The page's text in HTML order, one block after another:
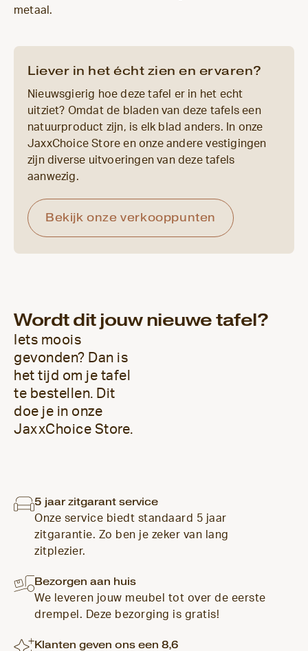
metaal.
Liever in het écht zien en ervaren?
Nieuwsgierig hoe deze tafel er in het echt
uitziet? Omdat de bladen van deze tafels een
natuurproduct zijn, is elk blad anders. In onze
JaxxChoice Store en onze andere vestigingen
zijn diverse uitvoeringen van deze tafels
aanwezig.
Bekijk onze verkooppunten
Wordt dit jouw nieuwe tafel?
Iets moois
gevonden? Dan is
het tijd om je tafel
te bestellen. Dit
doe je in onze
JaxxChoice Store.
5 jaar zitgarant service
Onze service biedt standaard 5 jaar
zitgarantie. Zo ben je zeker van lang
zitplezier.
Bezorgen aan huis
We leveren jouw meubel tot over de eerste
drempel. Deze bezorging is gratis!
Klanten geven ons een 8,6